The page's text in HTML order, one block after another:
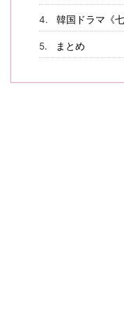
韓国ドラマ《
まとめ